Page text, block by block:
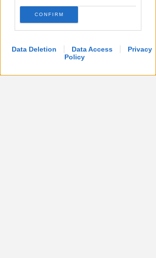
CONFIRM
Data Deletion Data Access
Privacy
Policy